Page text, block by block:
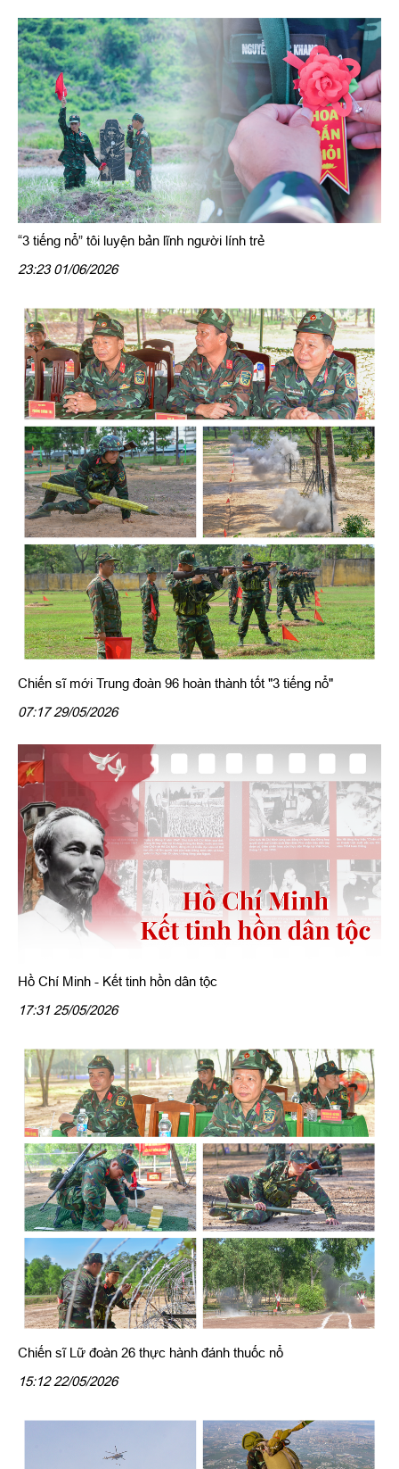
“3 tiếng nổ” tôi luyện bản lĩnh người lính trẻ
23:23 01/06/2026
Chiến sĩ mới Trung đoàn 96 hoàn thành tốt "3 tiếng nổ"
07:17 29/05/2026
Hồ Chí Minh - Kết tinh hồn dân tộc
17:31 25/05/2026
Chiến sĩ Lữ đoàn 26 thực hành đánh thuốc nổ
15:12 22/05/2026